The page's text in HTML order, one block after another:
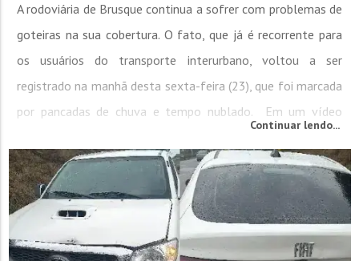
A rodoviária de Brusque continua a sofrer com problemas de
goteiras na sua cobertura. O fato, que já é recorrente para
os usuários do transporte interurbano, voltou a ser
registrado na manhã desta sexta-feira (23), que foi marcada
por pancadas de chuva e tempo nublado. Em um vídeo
o chão com poças d’água, ao lado das cadeiras que...
Continuar lendo...